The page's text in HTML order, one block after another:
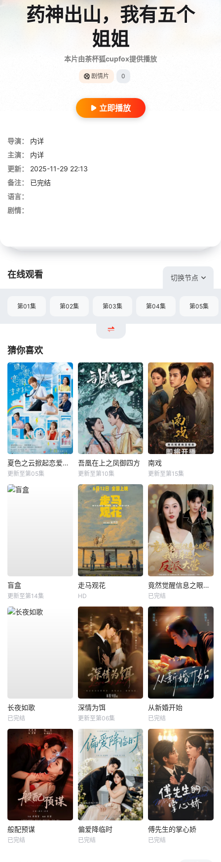
药神出山，我有五个
姐姐
本片由茶杯狐cupfox提供播放
剧情片 0
立即播放
导演：
内详
主演：
内详
更新：
2025-11-29 22:13
备注：
已完结
语言：
剧情：
在线观看 切换节点
第01集 第02集 第03集 第04集 第05集
猜你喜欢
夏色之云掀起恋爱与风暴
更新至第05集
吾凰在上之凤御四方
更新至第10集
南戏
更新至第15集
盲盒
更新至第14集
走马观花
HD
竟然觉醒信息之眼，我转身进入反派大营
已完结
长夜如歌
已完结
深情为饵
更新至第06集
从新婚开始
已完结
般配预谋
已完结
偏爱降临时
已完结
傅先生的掌心娇
已完结